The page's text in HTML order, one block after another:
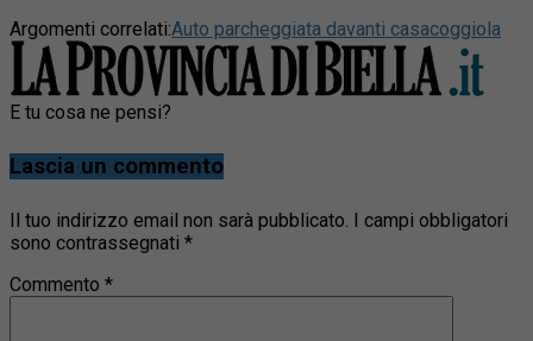
Argomenti correlati:Auto parcheggiata davanti casacoggiola
E tu cosa ne pensi?
Lascia un commento
Il tuo indirizzo email non sarà pubblicato. I campi obbligatori
sono contrassegnati *
Commento *